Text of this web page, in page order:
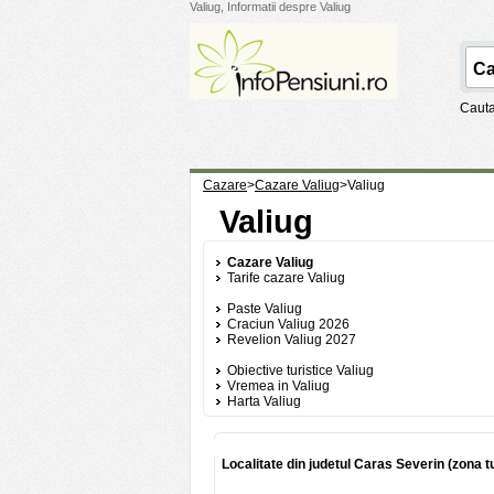
Valiug, Informatii despre Valiug
Cazare>Cazare Valiug>Valiug
Valiug
Cazare Valiug
Tarife cazare Valiug
Paste Valiug
Craciun Valiug 2026
Revelion Valiug 2027
Obiective turistice Valiug
Vremea in Valiug
Harta Valiug
Localitate din judetul Caras Severin (zona